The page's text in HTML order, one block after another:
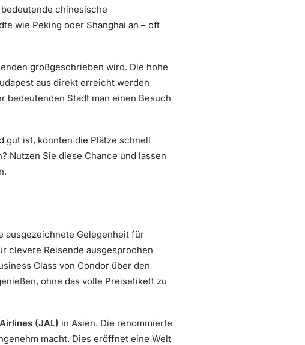
bedeutende chinesische
wie Peking oder Shanghai an – oft
großgeschrieben wird. Die hohe
aus direkt erreicht werden
bedeutenden Stadt man einen Besuch
gut ist, könnten die Plätze schnell
Nutzen Sie diese Chance und lassen
ausgezeichnete Gelegenheit für
clevere Reisende ausgesprochen
Class von Condor über den
ohne das volle Preisetikett zu
(JAL) in Asien. Die renommierte
macht. Dies eröffnet eine Welt